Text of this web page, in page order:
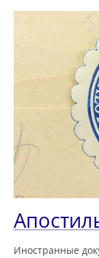
Иностранные